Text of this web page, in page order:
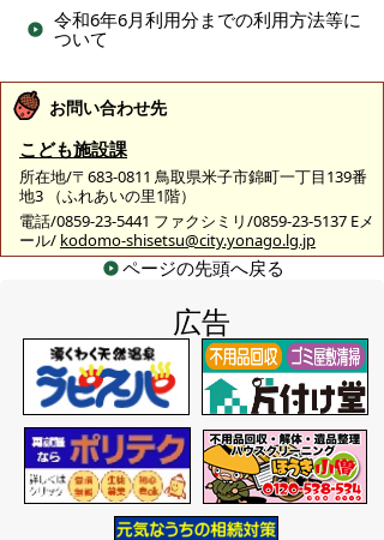
令和6年6月利用分までの利用方法等に
ついて
お問い合わせ先
こども施設課
所在地/〒683-0811 鳥取県米子市錦町一丁目139番
地3 （ふれあいの里1階）
電話/0859-23-5441 ファクシミリ/0859-23-5137 Eメ
ール/ kodomo-shisetsu@city.yonago.lg.jp
ページの先頭へ戻る
広告